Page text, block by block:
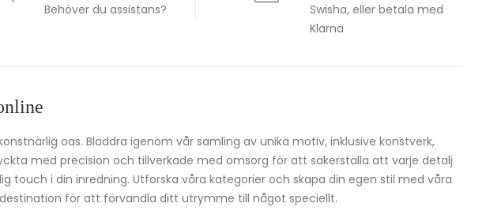
Behöver du assistans?
Swisha, eller betala med
Klarna
oas. Bläddra igenom vår samling av unika motiv, inklusive konstverk,
med precision och tillverkade med omsorg för att säkerställa att varje detalj
touch i din inredning. Utforska våra kategorier och skapa din egen stil med våra
för att förvandla ditt utrymme till något speciellt.